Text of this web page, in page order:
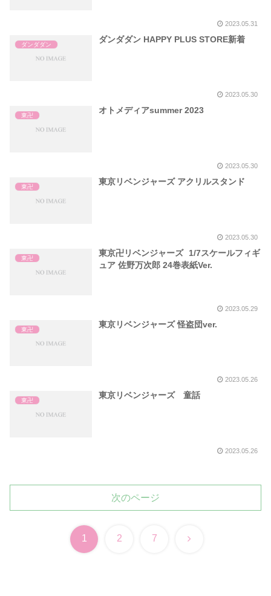
2023.05.31
ダンダダン
ダンダダン HAPPY PLUS STORE新着
2023.05.30
東卍
オトメディアsummer 2023
2023.05.30
東卍
東京リベンジャーズ アクリルスタンド
2023.05.30
東卍
東京卍リベンジャーズ 1/7スケールフィギ
ュア 佐野万次郎 24巻表紙Ver.
2023.05.29
東卍
東京リベンジャーズ 怪盗団ver.
2023.05.26
東卍
東京リベンジャーズ 童話
2023.05.26
次のページ
1 2 7 次